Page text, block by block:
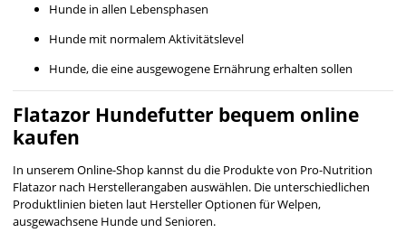
Hunde in allen Lebensphasen
Hunde mit normalem Aktivitätslevel
Hunde, die eine ausgewogene Ernährung erhalten sollen
Flatazor Hundefutter bequem online
kaufen
In unserem Online-Shop kannst du die Produkte von Pro-Nutrition
Flatazor nach Herstellerangaben auswählen. Die unterschiedlichen
Produktlinien bieten laut Hersteller Optionen für Welpen,
ausgewachsene Hunde und Senioren.